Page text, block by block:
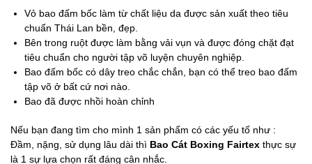
Vỏ bao đấm bốc làm từ chất liệu da được sản xuất theo tiêu
chuẩn Thái Lan bền, đẹp.
Bên trong ruột được làm bằng vải vụn và được đóng chặt đạt
tiêu chuẩn cho người tập võ luyện chuyên nghiệp.
Bao đấm bốc có dây treo chắc chắn, bạn có thể treo bao đấm
tập võ ở bất cứ nơi nào.
Bao đã được nhồi hoàn chỉnh
Nếu bạn đang tìm cho mình 1 sản phẩm có các yếu tố như :
Đầm, nặng, sử dụng lâu dài thì Bao Cát Boxing Fairtex thực sự
là 1 sự lựa chọn rất đáng cân nhắc.